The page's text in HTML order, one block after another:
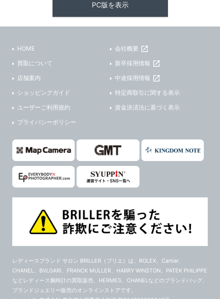
PC版を表示
HOME
買取について
店舗案内
ショッピングガイド
ユーザーご利用規約
プライバシーポリシー
会社概要
新卒採用情報
中途採用情報
特定商取引に関する表示
資金決済法に基づく表示
レディースブランド サロン BRILLER（ブリエ） は、ROLEX、Cartier、
CHANEL、BVLGARI、FRANCK MULLER、HARRY WINSTON、PATEK PHILIPPE
などレディース腕時計の買取販売、HERMES、CHANELなどのブランドバッグ、
ブランドジュエリー販売のオンラインストアです。